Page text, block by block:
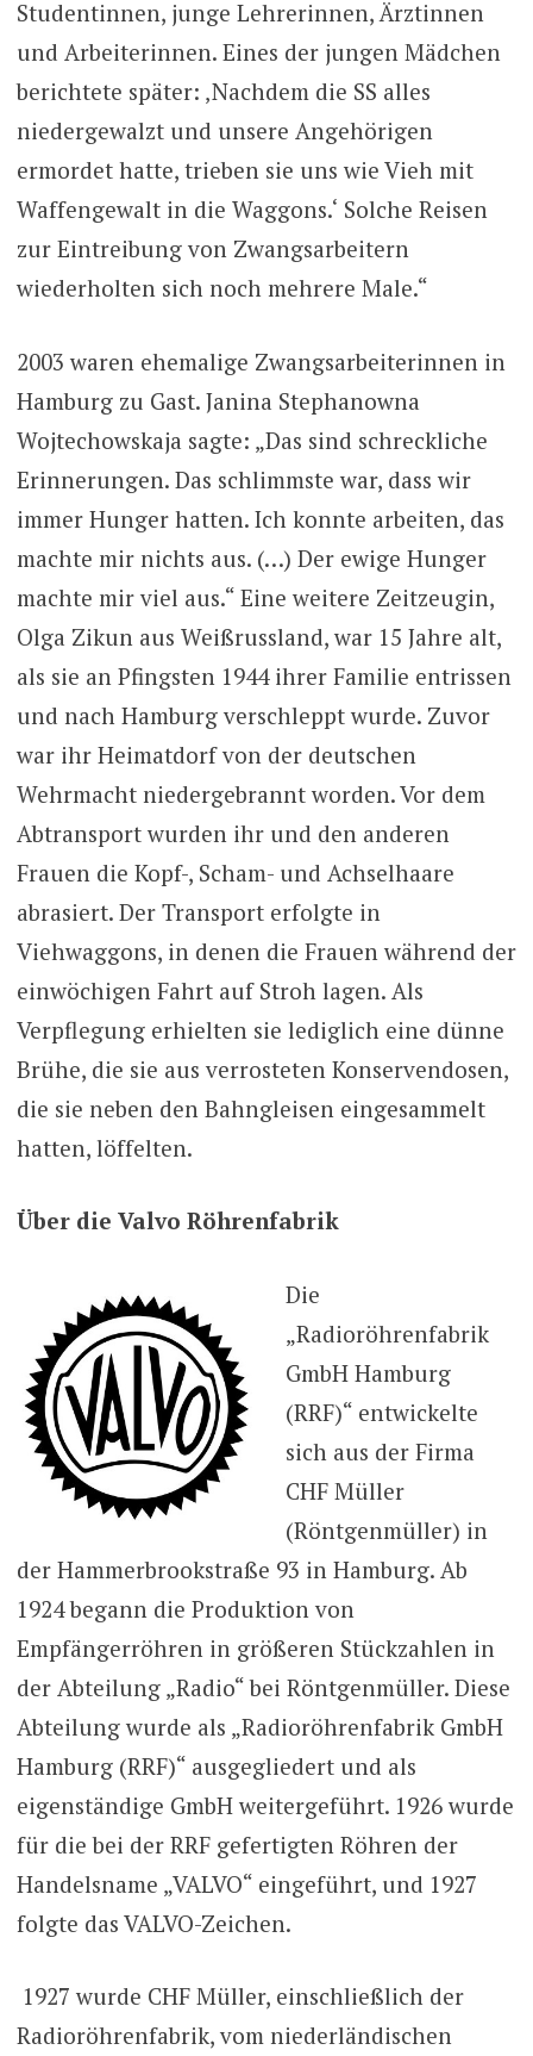
Studentinnen, junge Lehrerinnen, Ärztinnen
und Arbeiterinnen. Eines der jungen Mädchen
berichtete später: ‚Nachdem die SS alles
niedergewalzt und unsere Angehörigen
ermordet hatte, trieben sie uns wie Vieh mit
Waffengewalt in die Waggons.‘ Solche Reisen
zur Eintreibung von Zwangsarbeitern
wiederholten sich noch mehrere Male.“
2003 waren ehemalige Zwangsarbeiterinnen in
Hamburg zu Gast. Janina Stephanowna
Wojtechowskaja sagte: „Das sind schreckliche
Erinnerungen. Das schlimmste war, dass wir
immer Hunger hatten. Ich konnte arbeiten, das
machte mir nichts aus. (…) Der ewige Hunger
machte mir viel aus.“ Eine weitere Zeitzeugin,
Olga Zikun aus Weißrussland, war 15 Jahre alt,
als sie an Pfingsten 1944 ihrer Familie entrissen
und nach Hamburg verschleppt wurde. Zuvor
war ihr Heimatdorf von der deutschen
Wehrmacht niedergebrannt worden. Vor dem
Abtransport wurden ihr und den anderen
Frauen die Kopf-, Scham- und Achselhaare
abrasiert. Der Transport erfolgte in
Viehwaggons, in denen die Frauen während der
einwöchigen Fahrt auf Stroh lagen. Als
Verpflegung erhielten sie lediglich eine dünne
Brühe, die sie aus verrosteten Konservendosen,
die sie neben den Bahngleisen eingesammelt
hatten, löffelten.
Über die Valvo Röhrenfabrik
Die
„Radioröhrenfabrik
GmbH Hamburg
(RRF)“ entwickelte
sich aus der Firma
CHF Müller
(Röntgenmüller) in
der Hammerbrookstraße 93 in Hamburg. Ab
1924 begann die Produktion von
Empfängerröhren in größeren Stückzahlen in
der Abteilung „Radio“ bei Röntgenmüller. Diese
Abteilung wurde als „Radioröhrenfabrik GmbH
Hamburg (RRF)“ ausgegliedert und als
eigenständige GmbH weitergeführt. 1926 wurde
für die bei der RRF gefertigten Röhren der
Handelsname „VALVO“ eingeführt, und 1927
folgte das VALVO-Zeichen.
1927 wurde CHF Müller, einschließlich der
Radioröhrenfabrik, vom niederländischen